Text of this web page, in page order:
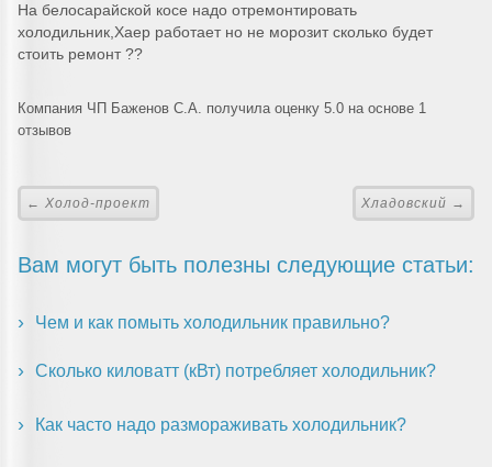
На белосарайской косе надо отремонтировать
холодильник,Хаер работает но не морозит сколько будет
стоить ремонт ??
Компания ЧП Баженов С.А. получила оценку 5.0 на основе 1
отзывов
← Холод-проект Хладовский →
Вам могут быть полезны следующие статьи:
Чем и как помыть холодильник правильно?
Сколько киловатт (кВт) потребляет холодильник?
Как часто надо размораживать холодильник?